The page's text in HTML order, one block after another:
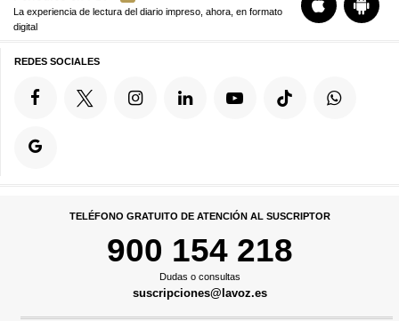
La experiencia de lectura del diario impreso, ahora, en formato
digital
REDES SOCIALES
TELÉFONO GRATUITO DE ATENCIÓN AL SUSCRIPTOR
900 154 218
Dudas o consultas
suscripciones@lavoz.es